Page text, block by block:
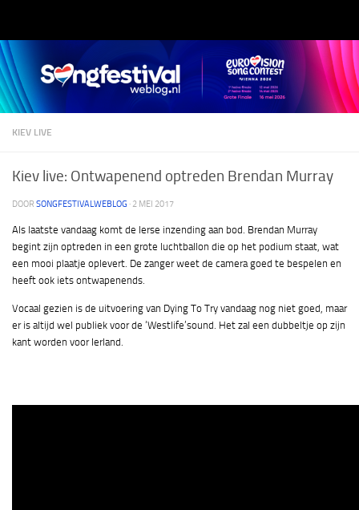
KIEV LIVE
Kiev live: Ontwapenend optreden Brendan Murray
DOOR SONGFESTIVALWEBLOG · 2 MEI 2017
Als laatste vandaag komt de Ierse inzending aan bod. Brendan Murray
begint zijn optreden in een grote luchtballon die op het podium staat, wat
een mooi plaatje oplevert. De zanger weet de camera goed te bespelen en
heeft ook iets ontwapenends.
Vocaal gezien is de uitvoering van Dying To Try vandaag nog niet goed, maar
er is altijd wel publiek voor de ‘Westlife’sound. Het zal een dubbeltje op zijn
kant worden voor Ierland.